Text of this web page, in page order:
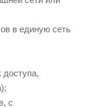
в единую сеть
доступа,
с